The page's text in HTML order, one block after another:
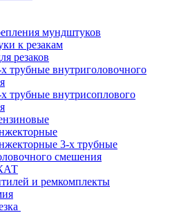
мундштуков
к резакам
резаков
трубные внутриголовочного
трубные внутрисоплового
3-х трубные
смешения
и ремкомплекты